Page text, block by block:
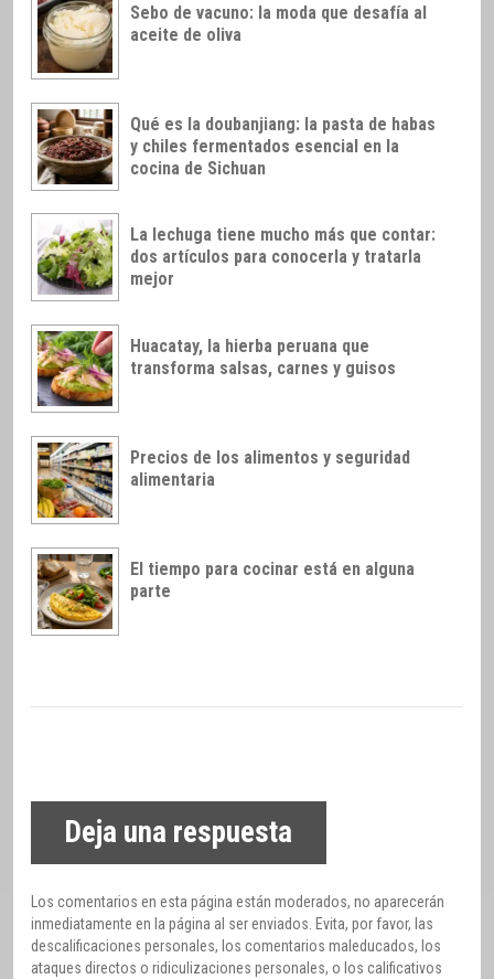
Sebo de vacuno: la moda que desafía al
aceite de oliva
Qué es la doubanjiang: la pasta de habas
y chiles fermentados esencial en la
cocina de Sichuan
La lechuga tiene mucho más que contar:
dos artículos para conocerla y tratarla
mejor
Huacatay, la hierba peruana que
transforma salsas, carnes y guisos
Precios de los alimentos y seguridad
alimentaria
El tiempo para cocinar está en alguna
parte
Deja una respuesta
Los comentarios en esta página están moderados, no aparecerán
inmediatamente en la página al ser enviados. Evita, por favor, las
descalificaciones personales, los comentarios maleducados, los
ataques directos o ridiculizaciones personales, o los calificativos